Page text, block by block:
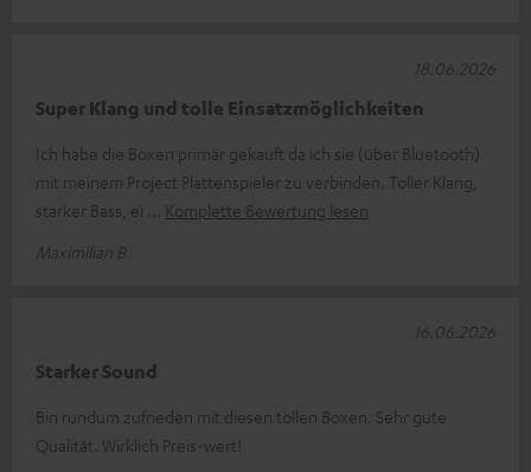
Super Klang und tolle Einsatzmöglichkeiten
Ich habe die Boxen primär gekauft da ich sie (über Bluetooth)
mit meinem Project Plattenspieler zu verbinden. Toller Klang,
starker Bass, ei
Komplette Bewertung lesen
Maximilian B.
18.06.2026
Starker Sound
Bin rundum zufrieden mit diesen tollen Boxen. Sehr gute
Qualität. Wirklich Preis-wert!
16.06.2026